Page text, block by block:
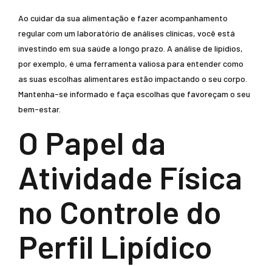
Ao cuidar da sua alimentação e fazer acompanhamento
regular com um laboratório de análises clínicas, você está
investindo em sua saúde a longo prazo. A análise de lipídios,
por exemplo, é uma ferramenta valiosa para entender como
as suas escolhas alimentares estão impactando o seu corpo.
Mantenha-se informado e faça escolhas que favoreçam o seu
bem-estar.
O Papel da
Atividade Física
no Controle do
Perfil Lipídico